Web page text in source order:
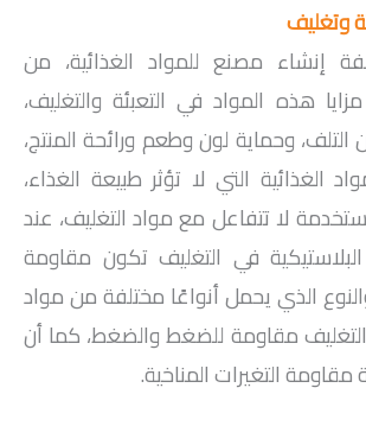
وتغليف
إنشاء مصنع للمواد الغذائية، من
هذه المواد في التعبئة والتغليف،
وحماية لون وطعم ورائحة المنتج،
الغذائية التي لا تؤثر طبيعة الغذاء،
لا تتفاعل مع مواد التغليف، عند
في التغليف تكون مقاومة
الذي يحمل أنواعًا مختلفة من مواد
التغليف مقاومة للضغط والضغط، كما أن
مقاومة التغيرات المناخية.